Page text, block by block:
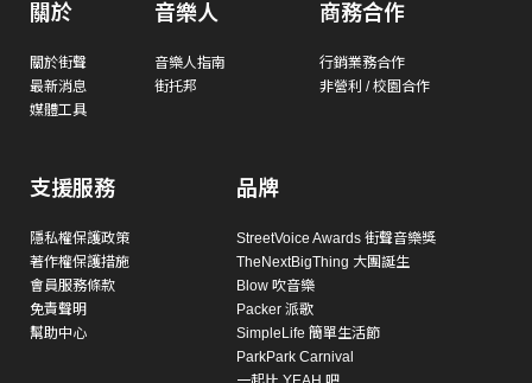
關於
關於街聲
最新消息
媒體工具
音樂人
音樂人指南
街托邦
商務合作
行銷業務合作
非營利 / 校園合作
支援服務
隱私權保護政策
著作權保護措施
會員服務條款
免責聲明
幫助中心
品牌
StreetVoice Awards 街聲音樂獎
TheNextBigThing 大團誕生
Blow 吹音樂
Packer 派歌
SimpleLife 簡單生活節
ParkPark Carnival